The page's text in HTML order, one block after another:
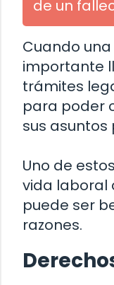
de un
Cuando
importante
trámites
para poder
sus asuntos
Uno de
vida laboral
puede ser
razones.